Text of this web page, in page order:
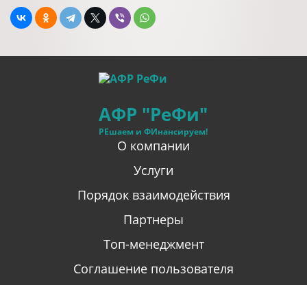
АФР "РеФи"
РЕшаем и ФИнансируем!
О компании
Услуги
Порядок взаимодействия
Партнеры
Топ-менеджмент
Соглашение пользователя